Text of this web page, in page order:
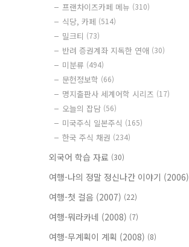
프랜차이즈카페 메뉴 (310)
식당, 카페 (514)
밀크티 (73)
반려 증권계좌 지독한 연애 (30)
미분류 (494)
문헌정보학 (66)
명지출판사 세계어학 시리즈 (17)
오늘의 잡담 (56)
미국주식 일본주식 (165)
한국 주식 채권 (234)
외국어 학습 자료 (30)
여행-나의 정말 정신나간 이야기 (2006)
여행-첫 걸음 (2007) (22)
여행-뭐라카네 (2008) (7)
여행-무계획이 계획 (2008) (8)